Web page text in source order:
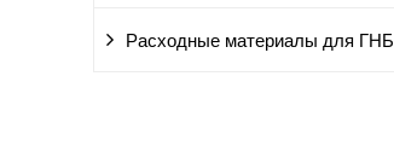
Расходные материалы для ГНБ